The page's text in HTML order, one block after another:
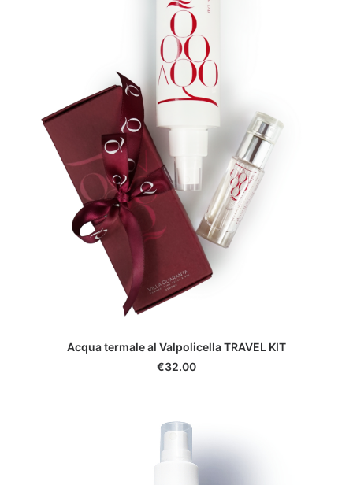
ADD TO CART
Acqua termale al Valpolicella TRAVEL KIT
€32.00